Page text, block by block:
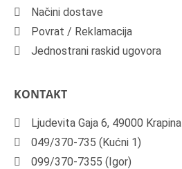
Načini dostave
Povrat / Reklamacija
Jednostrani raskid ugovora
KONTAKT
Ljudevita Gaja 6, 49000 Krapina
049/370-735 (Kućni 1)
099/370-7355 (Igor)